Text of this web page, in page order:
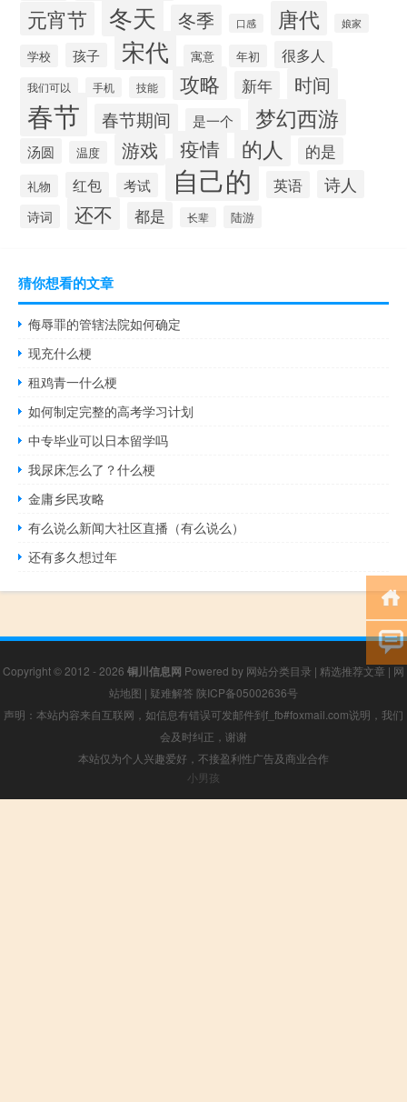
元宵节 冬天 冬季 口感 唐代 娘家
学校 孩子 宋代 寓意 年初 很多人
我们可以 手机 技能 攻略 新年 时间
春节 春节期间 是一个 梦幻西游
汤圆 温度 游戏 疫情 的人 的是
礼物 红包 考试 自己的 英语 诗人
诗词 还不 都是 长辈 陆游
猜你想看的文章
侮辱罪的管辖法院如何确定
现充什么梗
租鸡青一什么梗
如何制定完整的高考学习计划
中专毕业可以日本留学吗
我尿床怎么了？什么梗
金庸乡民攻略
有么说么新闻大社区直播（有么说么）
还有多久想过年
Copyright © 2012 - 2026 铜川信息网 Powered by 网站分类目录 | 精选推荐文章 | 网
站地图 | 疑难解答 陕ICP备05002636号
声明：本站内容来自互联网，如信息有错误可发邮件到f_fb#foxmail.com说明，我们
会及时纠正，谢谢
本站仅为个人兴趣爱好，不接盈利性广告及商业合作
小男孩